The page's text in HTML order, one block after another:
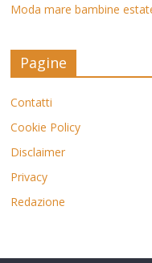
Moda mare bambine
Pagine
Contatti
Cookie Policy
Disclaimer
Privacy
Redazione